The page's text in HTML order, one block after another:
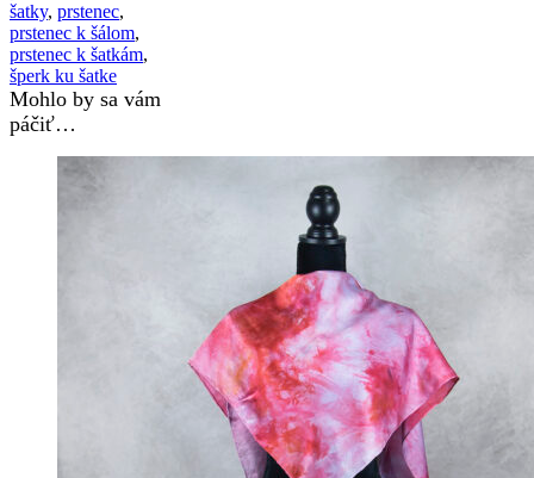
šatky, prstenec,
prstenec k šálom,
prstenec k šatkám,
šperk ku šatke
Mohlo by sa vám
páčiť…